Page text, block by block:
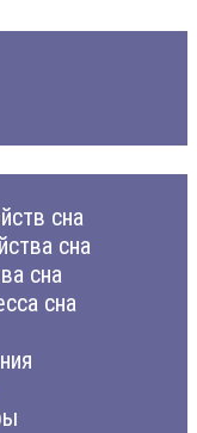
сна
сна
сна
сна